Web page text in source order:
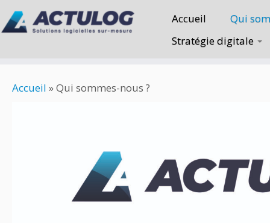
Accueil
Qui
Stratégie digitale
Accueil »Qui sommes-nous ?